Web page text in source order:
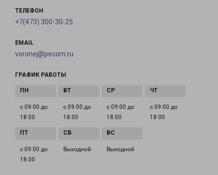
ТЕЛЕФОН
+7(473) 300-30-25
EMAIL
voronej@pecom.ru
ГРАФИК РАБОТЫ
с 09:00 до
18:00
с 09:00 до
18:00
с 09:00 до
18:00
с 09:00 до
18:00
с 09:00 до
18:00
Выходной Выходной